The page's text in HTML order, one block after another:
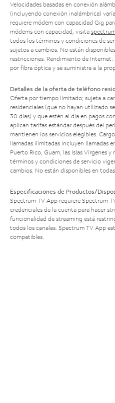
Velocidades basadas en conexión
(incluyendo conexión inalámbrica)
requiere módem con capacidad Gig
módems con capacidad, visita
todos los términos y condiciones de
sujetos a cambios. No están
restricciones. Rendimiento de
por fibra óptica y se suministra a la
Detalles de la oferta de teléfono
Oferta por tiempo limitado; sujeta a
residenciales (que no hayan utilizado
30 días) y que estén al día en pagos
aplican tarifas estándar después del
mantienen los servicios elegibles.
llamadas ilimitadas incluyen llamadas
Puerto Rico, Guam, las Islas Vírgenes
términos y condiciones de servicio
cambios. No están disponibles en
Especificaciones de Productos/
Spectrum TV App requiere Spectrum
credenciales de la cuenta para hacer
funcionalidad de streaming está
todos los canales. Spectrum TV App
compatibles.